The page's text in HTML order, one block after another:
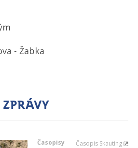
- Žabka
zprávy
Časopisy Časopis Skauting